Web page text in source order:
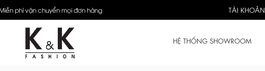
phí vận chuyển mọi đơn hàng TÀI KHOẢN
HỆ THỐNG SHOWROOM